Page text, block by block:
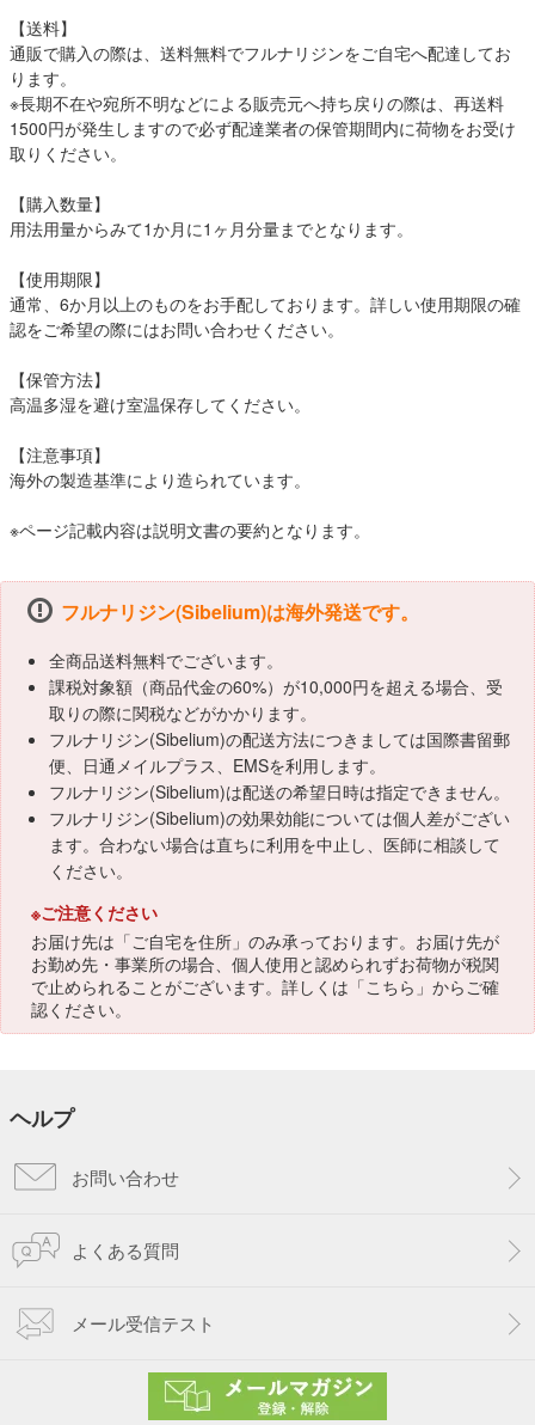
【送料】
通販で購入の際は、送料無料でフルナリジンをご自宅へ配達してお
ります。
※長期不在や宛所不明などによる販売元へ持ち戻りの際は、再送料
1500円が発生しますので必ず配達業者の保管期間内に荷物をお受け
取りください。
【購入数量】
用法用量からみて1か月に1ヶ月分量までとなります。
【使用期限】
通常、6か月以上のものをお手配しております。詳しい使用期限の確
認をご希望の際にはお問い合わせください。
【保管方法】
高温多湿を避け室温保存してください。
【注意事項】
海外の製造基準により造られています。
※ページ記載内容は説明文書の要約となります。
フルナリジン(Sibelium)は海外発送です。
全商品送料無料でございます。
課税対象額（商品代金の60%）が10,000円を超える場合、受
取りの際に関税などがかかります。
フルナリジン(Sibelium)の配送方法につきましては国際書留郵
便、日通メイルプラス、EMSを利用します。
フルナリジン(Sibelium)は配送の希望日時は指定できません。
フルナリジン(Sibelium)の効果効能については個人差がござい
ます。合わない場合は直ちに利用を中止し、医師に相談して
ください。
※ご注意ください
お届け先は「ご自宅を住所」のみ承っております。お届け先が
お勤め先・事業所の場合、個人使用と認められずお荷物が税関
で止められることがございます。詳しくは「こちら 」からご確
認ください。
ヘルプ
お問い合わせ
よくある質問
メール受信テスト